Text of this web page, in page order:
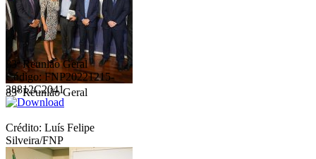
83ª Reunião Geral
83ª Reunião Geral
Código: FNP20221215-
38812C2041
Crédito: Luís Felipe
Silveira/FNP